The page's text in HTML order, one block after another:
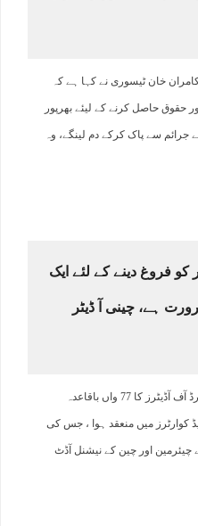
خان ٹیسوری نے کہا ہے کہ
حقوق حاصل کرنے کے لیئے بھرپور
سے پاک کرکے دم لینگے، وہ
فروغ دینے کے لئے ایک
ہے، چینی آ ڈیٹر
متحدہ (نیوز ڈیسک) اقوام متحدہ کے بورڈ آف آڈیٹرز کا 77 واں باقاعدہ
کوارٹرز میں منعقد ہوا ، جس کی
اور چین کے نیشنل آڈٹ